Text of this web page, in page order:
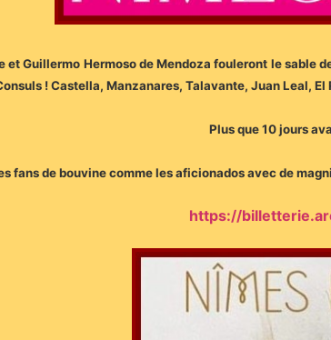
et Guillermo Hermoso de Mendoza fouleront le
! Castella, Manzanares, Talavante, Juan Leal,
Plus que 10 jours
fans de bouvine comme les aficionados avec de
https://